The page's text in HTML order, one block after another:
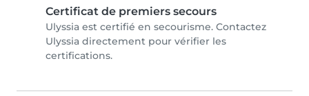
Certificat de premiers secours
Ulyssia est certifié en secourisme. Contactez
Ulyssia directement pour vérifier les
certifications.